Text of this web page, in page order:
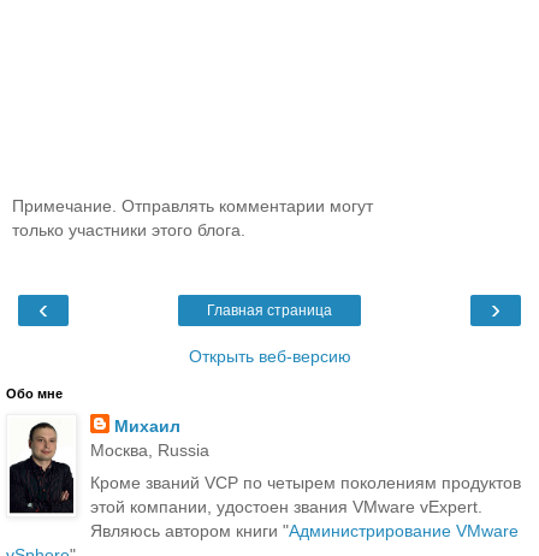
Примечание. Отправлять комментарии могут
только участники этого блога.
‹ ›
Главная страница
Открыть веб-версию
Обо мне
Михаил
Москва, Russia
Кроме званий VCP по четырем поколениям продуктов
этой компании, удостоен звания VMware vExpert.
Являюсь автором книги "Администрирование VMware